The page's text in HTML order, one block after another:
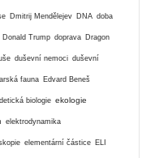
Dmitrij Mendělejev DNA doba
Donald Trump doprava Dragon
duševní nemoci duševní
fauna Edvard Beneš
biologie ekologie
elektrodynamika
elementární částice ELI